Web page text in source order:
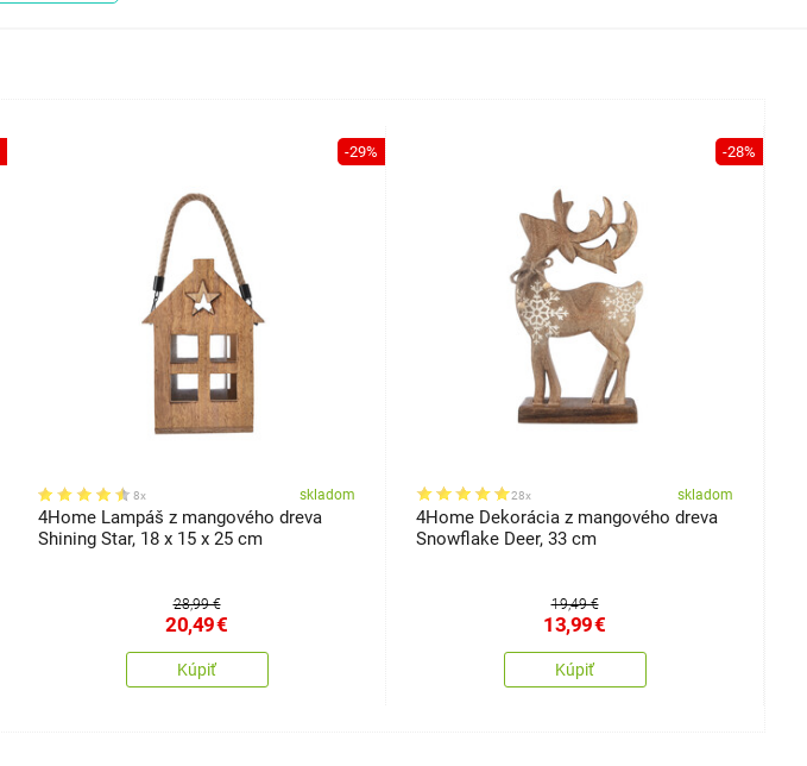
-29%
8x skladom
4Home Lampáš z mangového dreva
Shining Star, 18 x 15 x 25 cm
28,99 €
20,49€
Kúpiť
-28%
28x skladom
4Home Dekorácia z mangového dreva
Snowflake Deer, 33 cm
19,49 €
13,99€
Kúpiť